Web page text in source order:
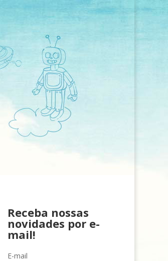
Receba nossas
novidades por e-
mail!
E-mail